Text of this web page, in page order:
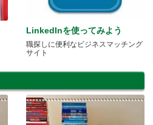
LinkedInを使ってみよう
職探しに便利なビジネスマッチング
サイト